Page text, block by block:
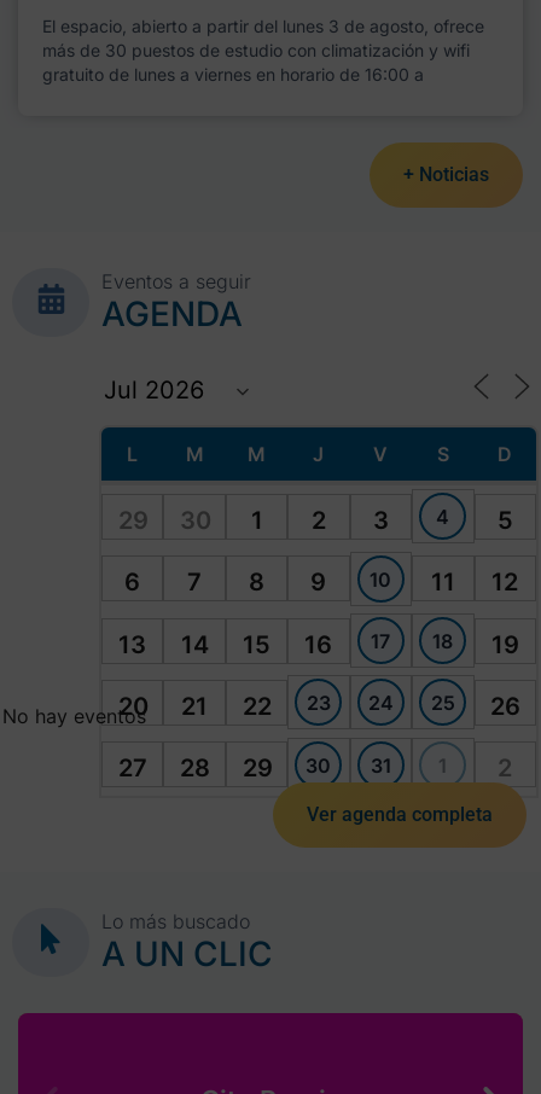
El espacio, abierto a partir del lunes 3 de agosto, ofrece
más de 30 puestos de estudio con climatización y wifi
gratuito de lunes a viernes en horario de 16:00 a
+ Noticias
Eventos a seguir
AGENDA
L M M J V S D
29 30 1 2 3 4 5
6 7 8 9 10 11 12
13 14 15 16 17 18 19
20 21 22 23 24 25 26
27 28 29 30 31 1 2
No hay eventos
Ver agenda completa
Lo más buscado
A UN CLIC